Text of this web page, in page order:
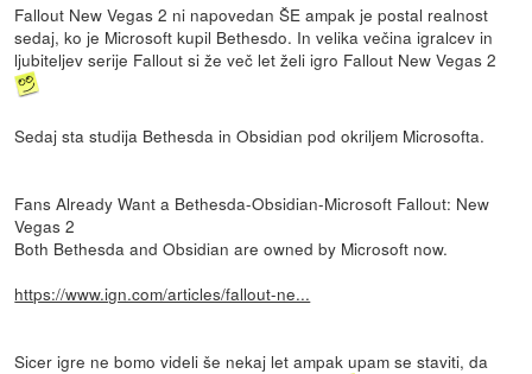
Fallout New Vegas 2 ni napovedan ŠE ampak je postal realnost
sedaj, ko je Microsoft kupil Bethesdo. In velika večina igralcev in
ljubiteljev serije Fallout si že več let želi igro Fallout New Vegas 2
Sedaj sta studija Bethesda in Obsidian pod okriljem Microsofta.
Fans Already Want a Bethesda-Obsidian-Microsoft Fallout: New
Vegas 2
Both Bethesda and Obsidian are owned by Microsoft now.
https://www.ign.com/articles/fallout-ne...
Sicer igre ne bomo videli še nekaj let ampak upam se staviti, da